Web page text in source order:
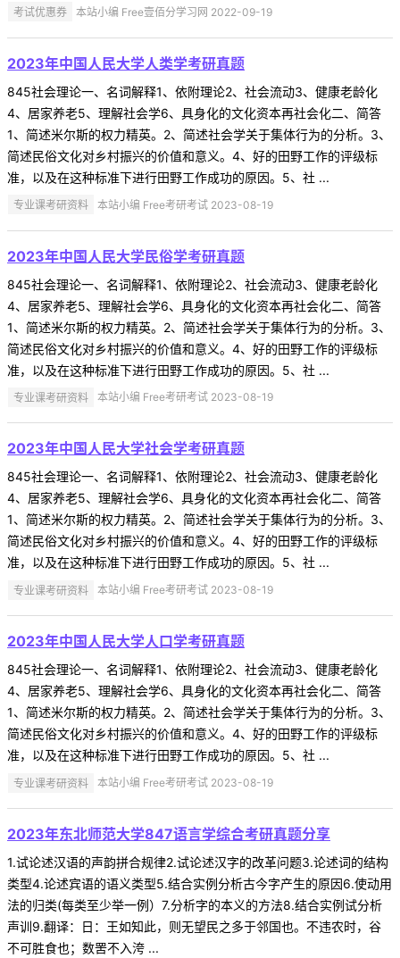
考试优惠券 本站小编 Free壹佰分学习网 2022-09-19
2023年中国人民大学人类学考研真题
845社会理论一、名词解释1、依附理论2、社会流动3、健康老龄化
4、居家养老5、理解社会学6、具身化的文化资本再社会化二、简答
1、简述米尔斯的权力精英。2、简述社会学关于集体行为的分析。3、
简述民俗文化对乡村振兴的价值和意义。4、好的田野工作的评级标
准，以及在这种标准下进行田野工作成功的原因。5、社 ...
专业课考研资料 本站小编 Free考研考试 2023-08-19
2023年中国人民大学民俗学考研真题
845社会理论一、名词解释1、依附理论2、社会流动3、健康老龄化
4、居家养老5、理解社会学6、具身化的文化资本再社会化二、简答
1、简述米尔斯的权力精英。2、简述社会学关于集体行为的分析。3、
简述民俗文化对乡村振兴的价值和意义。4、好的田野工作的评级标
准，以及在这种标准下进行田野工作成功的原因。5、社 ...
专业课考研资料 本站小编 Free考研考试 2023-08-19
2023年中国人民大学社会学考研真题
845社会理论一、名词解释1、依附理论2、社会流动3、健康老龄化
4、居家养老5、理解社会学6、具身化的文化资本再社会化二、简答
1、简述米尔斯的权力精英。2、简述社会学关于集体行为的分析。3、
简述民俗文化对乡村振兴的价值和意义。4、好的田野工作的评级标
准，以及在这种标准下进行田野工作成功的原因。5、社 ...
专业课考研资料 本站小编 Free考研考试 2023-08-19
2023年中国人民大学人口学考研真题
845社会理论一、名词解释1、依附理论2、社会流动3、健康老龄化
4、居家养老5、理解社会学6、具身化的文化资本再社会化二、简答
1、简述米尔斯的权力精英。2、简述社会学关于集体行为的分析。3、
简述民俗文化对乡村振兴的价值和意义。4、好的田野工作的评级标
准，以及在这种标准下进行田野工作成功的原因。5、社 ...
专业课考研资料 本站小编 Free考研考试 2023-08-19
2023年东北师范大学847语言学综合考研真题分享
1.试论述汉语的声韵拼合规律2.试论述汉字的改革问题3.论述词的结构
类型4.论述宾语的语义类型5.结合实例分析古今字产生的原因6.使动用
法的归类(每类至少举一例）7.分析字的本义的方法8.结合实例试分析
声训9.翻译：日：王如知此，则无望民之多于邻国也。不违农时，谷
不可胜食也；数罟不入洿 ...